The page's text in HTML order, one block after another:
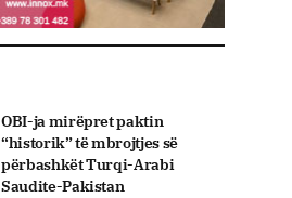
OBI-ja mirëpret paktin
“historik” të mbrojtjes së
përbashkët Turqi-Arabi
Saudite-Pakistan